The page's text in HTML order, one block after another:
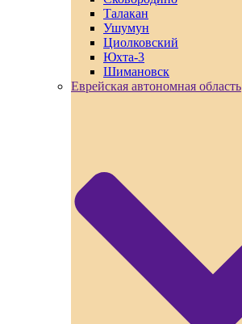
Талакан
Ушумун
Циолковский
Юхта-3
Шимановск
Еврейская автономная область